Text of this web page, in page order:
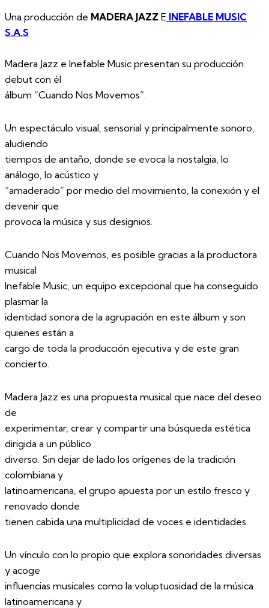
Una producción de MADERA JAZZ E INEFABLE MUSIC
S.A.S
Madera Jazz e Inefable Music presentan su producción
debut con él
álbum “Cuando Nos Movemos”.
Un espectáculo visual, sensorial y principalmente sonoro,
aludiendo
tiempos de antaño, donde se evoca la nostalgia, lo
análogo, lo acústico y
“amaderado” por medio del movimiento, la conexión y el
devenir que
provoca la música y sus designios.
Cuando Nos Movemos, es posible gracias a la productora
musical
Inefable Music, un equipo excepcional que ha conseguido
plasmar la
identidad sonora de la agrupación en este álbum y son
quienes están a
cargo de toda la producción ejecutiva y de este gran
concierto.
Madera Jazz es una propuesta musical que nace del deseo
de
experimentar, crear y compartir una búsqueda estética
dirigida a un público
diverso. Sin dejar de lado los orígenes de la tradición
colombiana y
latinoamericana, el grupo apuesta por un estilo fresco y
renovado donde
tienen cabida una multiplicidad de voces e identidades.
Un vínculo con lo propio que explora sonoridades diversas
y acoge
influencias musicales como la voluptuosidad de la música
latinoamericana y